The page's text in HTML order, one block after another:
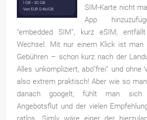
SIM-Karte nicht
App
“embedded SIM”, kurz eSIM,
Wechsel. Mit nur einem Klick ist man
Gebühren – schon kurz nach der
Alles unkompliziert, abo”frei” und ohne
also extrem praktisch! Aber wie so
danach googelt, fühlt man sich
Angebotsflut und der vielen